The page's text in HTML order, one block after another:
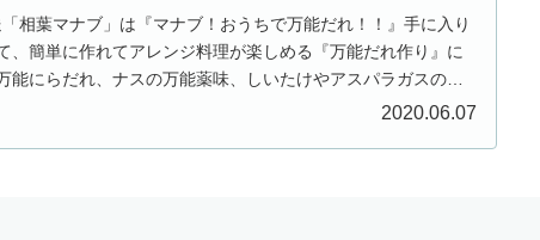
相葉マナブ」は『マナブ！おうちで万能だれ！！』手に入り
、簡単に作れてアレンジ料理が楽しめる『万能だれ作り』に
能にらだれ、ナスの万能薬味、しいたけやアスパラガスの万
2020.06.07